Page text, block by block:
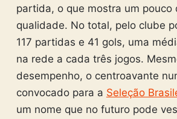
partida, o que mostra um pouco
qualidade. No total, pelo clube
117 partidas e 41 gols, uma
na rede a cada três jogos.
desempenho, o centroavante
convocado para a Seleção
um nome que no futuro pode